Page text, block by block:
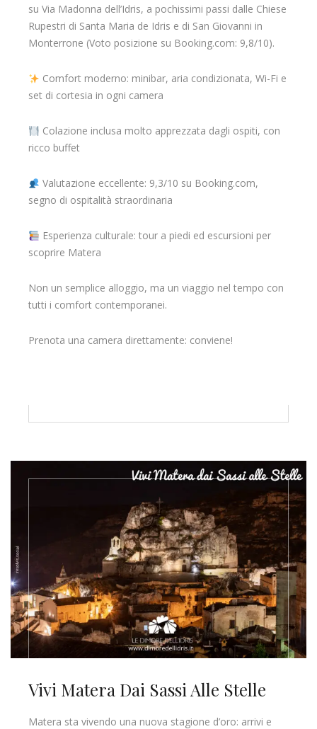
su Via Madonna dell’Idris, a pochissimi passi dalle Chiese
Rupestri di Santa Maria de Idris e di San Giovanni in
Monterrone (Voto posizione su Booking.com: 9,8/10).
Comfort moderno: minibar, aria condizionata, Wi-Fi e
set di cortesia in ogni camera
Colazione inclusa molto apprezzata dagli ospiti, con
ricco buffet
Valutazione eccellente: 9,3/10 su Booking.com,
segno di ospitalità straordinaria
Esperienza culturale: tour a piedi ed escursioni per
scoprire Matera
Non un semplice alloggio, ma un viaggio nel tempo con
tutti i comfort contemporanei.
Prenota una camera direttamente: conviene!
Vivi Matera Dai Sassi Alle Stelle
Matera sta vivendo una nuova stagione d’oro: arrivi e